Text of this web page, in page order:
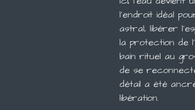
l'endroit idéal
astral, libérer
la protection de
bain rituel au
de se
détail a été
libération.